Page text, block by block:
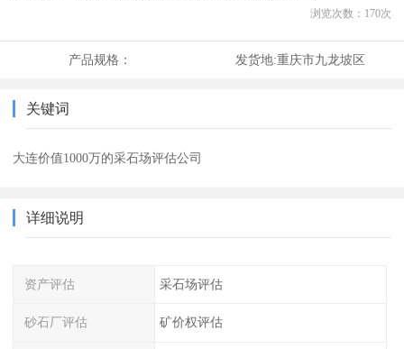
浏览次数： 170次
产品规格： 发货地:重庆市九龙坡区
关键词
大连价值1000万的采石场评估公司
详细说明
资产评估 采石场评估
砂石厂评估 矿价权评估